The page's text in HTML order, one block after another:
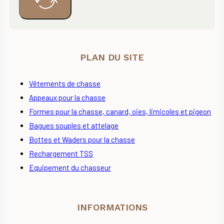
PLAN DU SITE
Vêtements de chasse
Appeaux pour la chasse
Formes pour la chasse, canard, oies, limicoles et pigeon
Bagues souples et attelage
Bottes et Waders pour la chasse
Rechargement TSS
Equipement du chasseur
INFORMATIONS